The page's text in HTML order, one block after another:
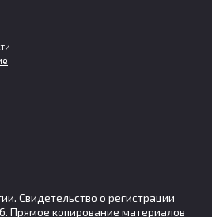
Свидетельство о регистрации
Прямое копирование материалов